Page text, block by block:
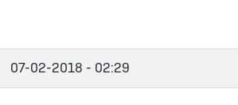
07-02-2018 - 02:29